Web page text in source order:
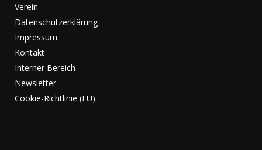
Verein
Datenschutzerklärung
Impressum
Kontakt
Interner Bereich
Newsletter
Cookie-Richtlinie (EU)